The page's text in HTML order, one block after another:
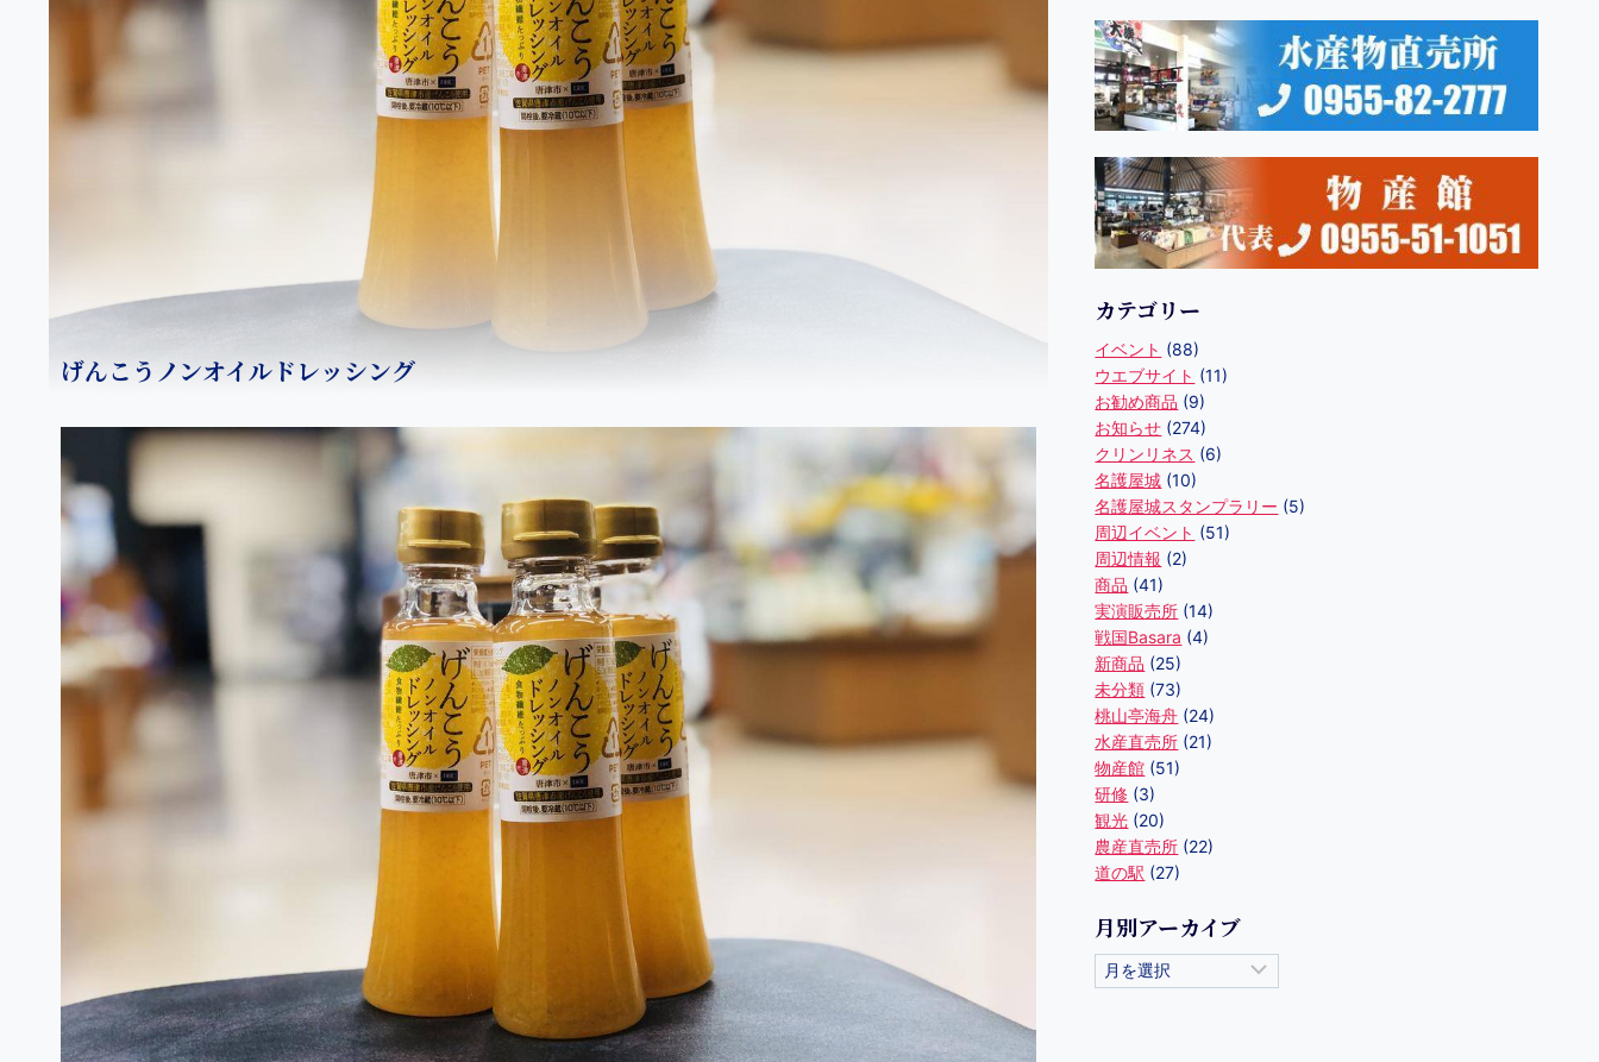
げんこうノンオイルドレッシング
カテゴリー
イベント (88)
ウエブサイト (11)
お勧め商品 (9)
お知らせ (274)
クリンリネス (6)
名護屋城 (10)
名護屋城スタンプラリー (5)
周辺イベント (51)
周辺情報 (2)
商品 (41)
実演販売所 (14)
戦国Basara (4)
新商品 (25)
未分類 (73)
桃山亭海舟 (24)
水産直売所 (21)
物産館 (51)
研修 (3)
観光 (20)
農産直売所 (22)
道の駅 (27)
月別アーカイブ